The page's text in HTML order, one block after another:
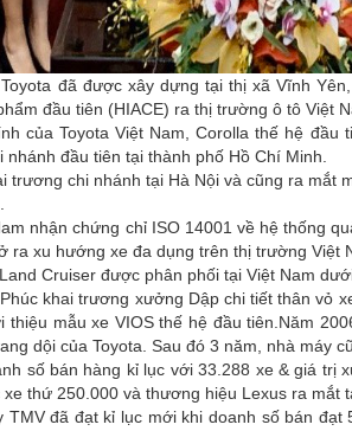
đã được xây dựng tại thị xã Vĩnh
đầu tiên (HIACE) ra thị trường ô tô Việt
của Toyota Việt Nam, Corolla thế hệ
đầu tiên tại thành phố Hồ Chí Minh.
trương chi nhánh tại Hà Nội và cũng ra mắt
nhận chứng chỉ ISO 14001 về hệ thống
ra xu hướng xe đa dụng trên thị trường Việt
Cruiser được phân phối tại Việt Nam
khai trương xưởng Dập chi tiết thân vỏ
mẫu xe VIOS thế hệ đầu tiên.Năm
dội của Toyota. Sau đó 3 năm, nhà máy
số bán hàng kỉ lục với 33.288 xe & giá trị
thứ 250.000 và thương hiệu Lexus ra mắt
đã đạt kỉ lục mới khi doanh số bán